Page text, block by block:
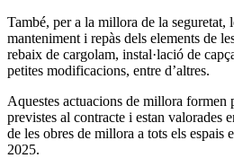
També, per a la millora de la seguretat,
manteniment i repàs dels elements de
rebaix de cargolam, instal·lació de
petites modificacions, entre d’altres.
Aquestes actuacions de millora formen
previstes al contracte i estan valorades
de les obres de millora a tots els espais
2025.